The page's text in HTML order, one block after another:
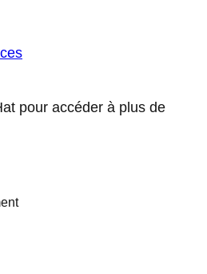
pour accéder à plus de